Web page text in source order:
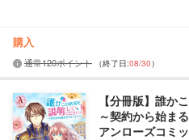
購入
通常120ポイント （終了日:08/30）
【分冊版】誰か
～契約から始ま
アンローズコミッ